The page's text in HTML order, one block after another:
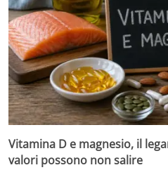
Vitamina D e magnesio, il
valori possono non salire